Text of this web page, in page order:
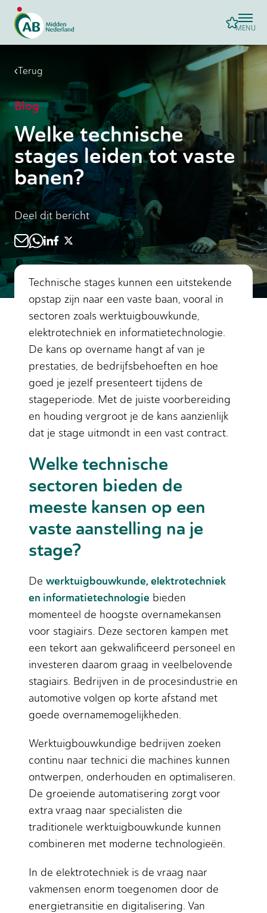
MENU
Terug
Blog
Welke technische
stages leiden tot vaste
banen?
Deel dit bericht
Technische stages kunnen een uitstekende
opstap zijn naar een vaste baan, vooral in
sectoren zoals werktuigbouwkunde,
elektrotechniek en informatietechnologie.
De kans op overname hangt af van je
prestaties, de bedrijfsbehoeften en hoe
goed je jezelf presenteert tijdens de
stageperiode. Met de juiste voorbereiding
en houding vergroot je de kans aanzienlijk
dat je stage uitmondt in een vast contract.
Welke technische
sectoren bieden de
meeste kansen op een
vaste aanstelling na je
stage?
De werktuigbouwkunde, elektrotechniek
en informatietechnologie bieden
momenteel de hoogste overnamekansen
voor stagiairs. Deze sectoren kampen met
een tekort aan gekwalificeerd personeel en
investeren daarom graag in veelbelovende
stagiairs. Bedrijven in de procesindustrie en
automotive volgen op korte afstand met
goede overnamemogelijkheden.
Werktuigbouwkundige bedrijven zoeken
continu naar technici die machines kunnen
ontwerpen, onderhouden en optimaliseren.
De groeiende automatisering zorgt voor
extra vraag naar specialisten die
traditionele werktuigbouwkunde kunnen
combineren met moderne technologieën.
In de elektrotechniek is de vraag naar
vakmensen enorm toegenomen door de
energietransitie en digitalisering. Van